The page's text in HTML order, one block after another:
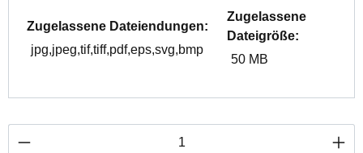
Zugelassene Dateiendungen:
jpg,jpeg,tif,tiff,pdf,eps,svg,bmp
Zugelassene
Dateigröße:
50 MB
Produkt Anzahl: Gib den gewünschten